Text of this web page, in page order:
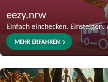
eezy.nrw
Einfach einchecken. Einsteigen.
MEHR ERFAHREN